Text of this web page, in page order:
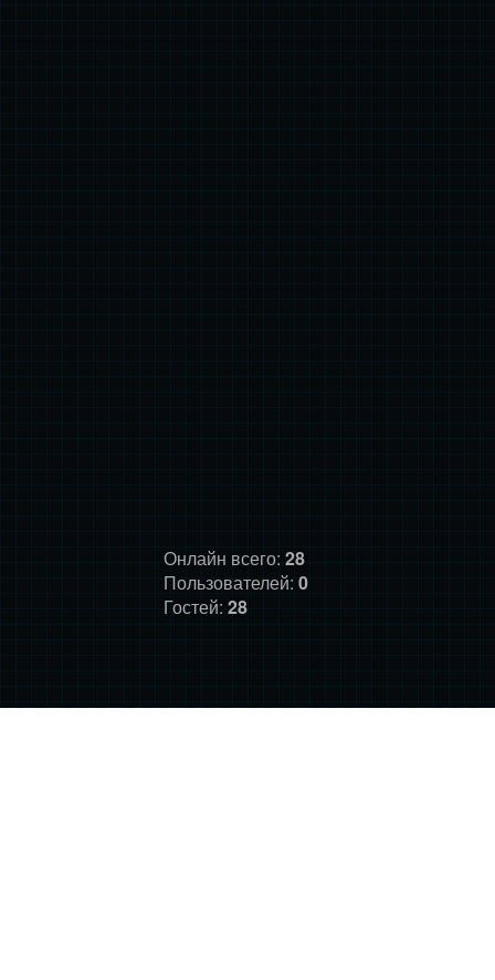
Онлайн всего: 28
Пользователей: 0
Гостей: 28